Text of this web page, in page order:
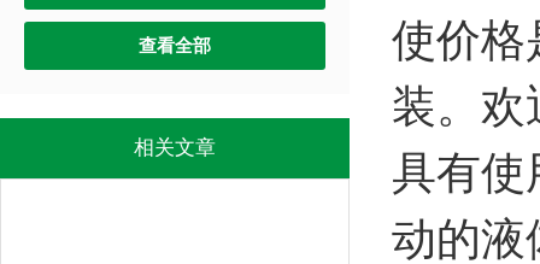
查看全部
相关文章
使价格
装。欢
具有使
动的液